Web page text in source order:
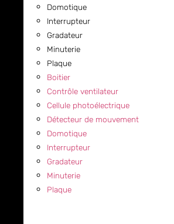
Domotique
Interrupteur
Gradateur
Minuterie
Plaque
Boitier
Contrôle ventilateur
Cellule photoélectrique
Détecteur de mouvement
Domotique
Interrupteur
Gradateur
Minuterie
Plaque